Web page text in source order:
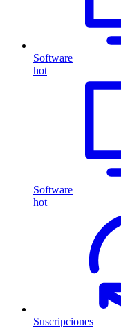
Software
hot
Software
hot
Suscripciones